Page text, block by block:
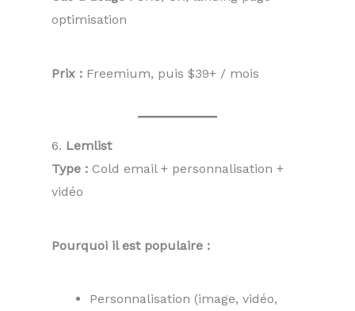
optimisation
Prix : Freemium, puis $39+ / mois
6. Lemlist
Type : Cold email + personnalisation +
vidéo
Pourquoi il est populaire :
Personnalisation (image, vidéo,